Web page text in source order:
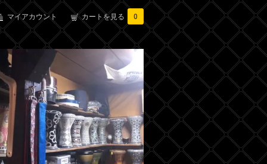
マイアカウント カートを見る 0